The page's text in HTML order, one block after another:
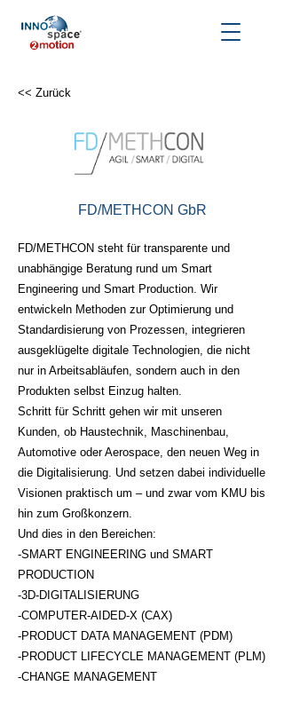
<< Zurück
FD/METHCON GbR
FD/METHCON steht für transparente und
unabhängige Beratung rund um Smart
Engineering und Smart Production. Wir
entwickeln Methoden zur Optimierung und
Standardisierung von Prozessen, integrieren
ausgeklügelte digitale Technologien, die nicht
nur in Arbeitsabläufen, sondern auch in den
Produkten selbst Einzug halten.
Schritt für Schritt gehen wir mit unseren
Kunden, ob Haustechnik, Maschinenbau,
Automotive oder Aerospace, den neuen Weg in
die Digitalisierung. Und setzen dabei individuelle
Visionen praktisch um – und zwar vom KMU bis
hin zum Großkonzern.
Und dies in den Bereichen:
-SMART ENGINEERING und SMART
PRODUCTION
-3D-DIGITALISIERUNG
-COMPUTER-AIDED-X (CAX)
-PRODUCT DATA MANAGEMENT (PDM)
-PRODUCT LIFECYCLE MANAGEMENT (PLM)
-CHANGE MANAGEMENT